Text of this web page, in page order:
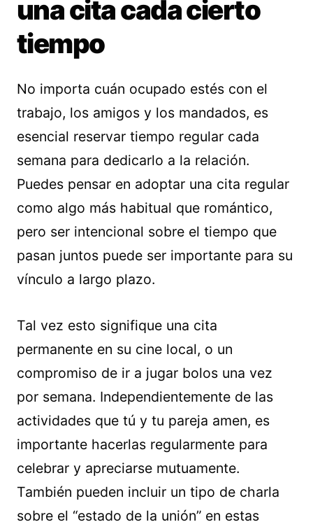
una cita cada cierto
tiempo
No importa cuán ocupado estés con el
trabajo, los amigos y los mandados, es
esencial reservar tiempo regular cada
semana para dedicarlo a la relación.
Puedes pensar en adoptar una cita regular
como algo más habitual que romántico,
pero ser intencional sobre el tiempo que
pasan juntos puede ser importante para su
vínculo a largo plazo.
Tal vez esto signifique una cita
permanente en su cine local, o un
compromiso de ir a jugar bolos una vez
por semana. Independientemente de las
actividades que tú y tu pareja amen, es
importante hacerlas regularmente para
celebrar y apreciarse mutuamente.
También pueden incluir un tipo de charla
sobre el “estado de la unión” en estas